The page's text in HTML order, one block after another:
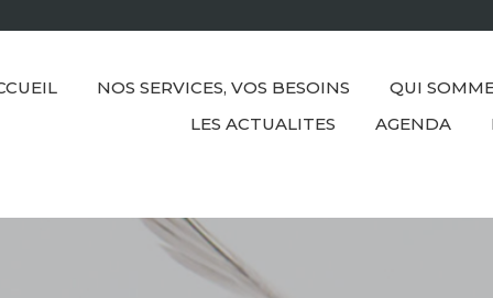
NOS SERVICES, VOS BESOINS QUI
LES ACTUALITES
AGENDA